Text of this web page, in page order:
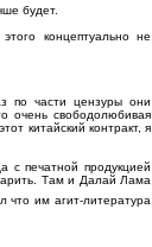
будет.
концептуально не
по части цензуры они
очень свободолюбивая
китайский контракт, я
с печатной продукцией
Там и Далай Лама
им агит-литература